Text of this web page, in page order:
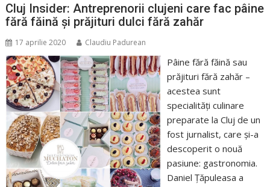
Cluj Insider: Antreprenorii clujeni care fac pâine
fără făină și prăjituri dulci fără zahăr
17 aprilie 2020 Claudiu Padurean
Pâine fără făină sau
prăjituri fără zahăr –
acestea sunt
specialități culinare
preparate la Cluj de un
fost jurnalist, care și-a
descoperit o nouă
pasiune: gastronomia.
Daniel Țăpuleasa a